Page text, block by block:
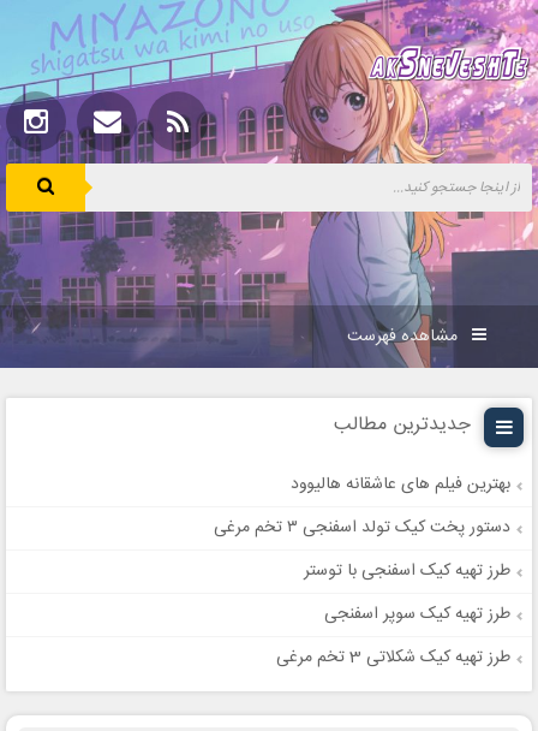
مشاهده فهرست
جدیدترین مطالب
بهترین فیلم های عاشقانه هالیوود
دستور پخت کیک تولد اسفنجی ۳ تخم مرغی
طرز تهیه کیک اسفنجی با توستر
طرز تهیه کیک سوپر اسفنجی
طرز تهیه کیک شکلاتی 3 تخم مرغی